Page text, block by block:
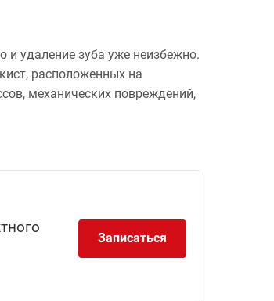
и удаление зуба уже неизбежно.
расположенных на
механических повреждений,
Записаться